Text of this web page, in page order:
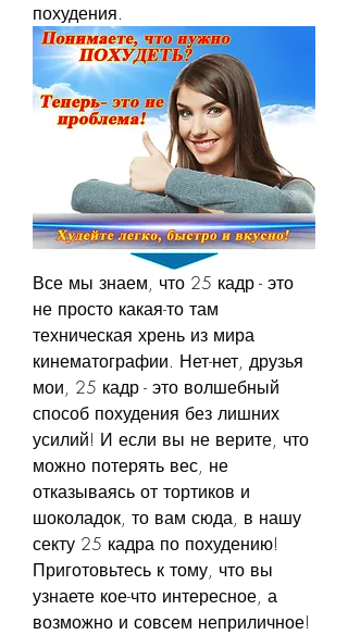
похудения.
Все мы знаем, что 25 кадр - это
не просто какая-то там
техническая хрень из мира
кинематографии. Нет-нет, друзья
мои, 25 кадр - это волшебный
способ похудения без лишних
усилий! И если вы не верите, что
можно потерять вес, не
отказываясь от тортиков и
шоколадок, то вам сюда, в нашу
секту 25 кадра по похудению!
Приготовьтесь к тому, что вы
узнаете кое-что интересное, а
возможно и совсем неприличное!